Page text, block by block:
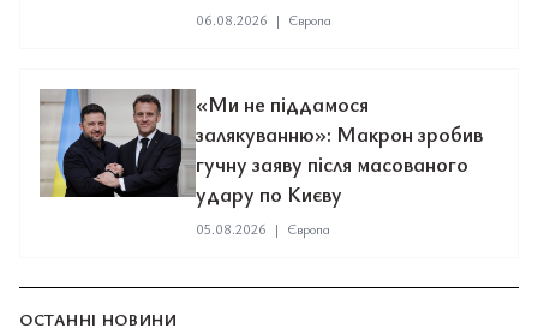
06.08.2026 | Європа
«Ми не піддамося
залякуванню»: Макрон зробив
гучну заяву після масованого
удару по Києву
05.08.2026 | Європа
ОСТАННІ НОВИНИ